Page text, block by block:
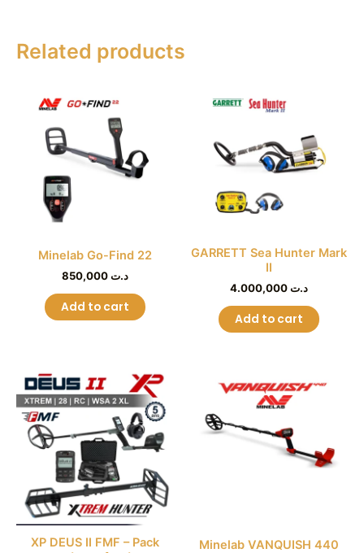
Related products
Minelab Go-Find 22
د.ت
Add to cart
GARRETT Sea Hunter Mark
II
د.ت
Add to cart
XP DEUS II FMF – Pack
Minelab VANQUISH 440